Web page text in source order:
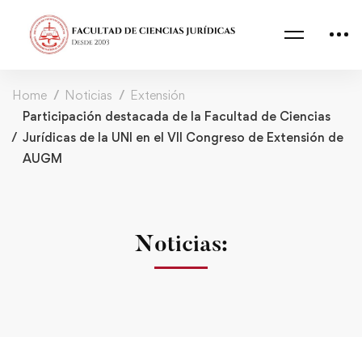
Home Noticias
Extensión
Participación destacada de la Facultad de Ciencias
Jurídicas de la UNI en el VII Congreso de Extensión de
AUGM
Noticias: